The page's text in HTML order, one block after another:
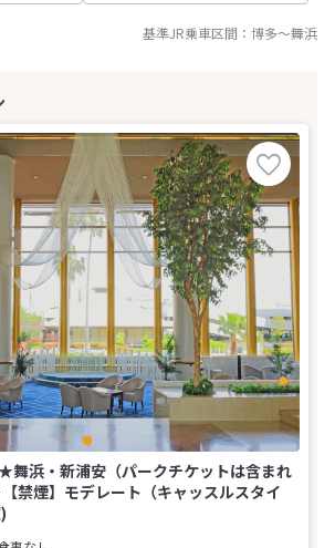
基準JR乗車区間： 博多～舞浜
舞浜・新浦安（パークチケットは含まれ
禁煙】モデレート（キャッスルスタイ